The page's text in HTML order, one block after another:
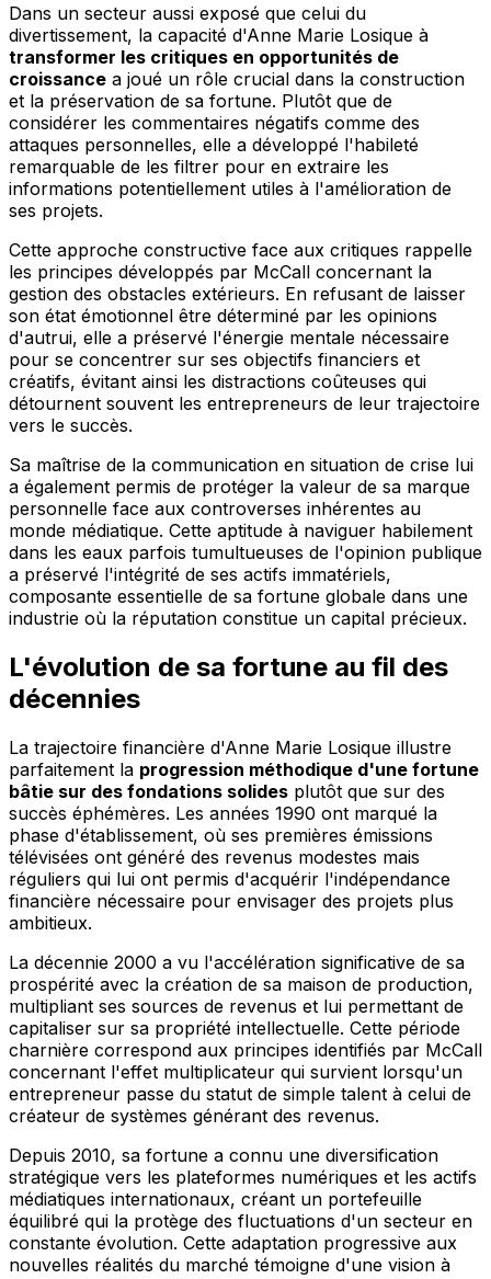
Dans un secteur aussi exposé que celui du
divertissement, la capacité d'Anne Marie Losique à
transformer les critiques en opportunités de
croissance a joué un rôle crucial dans la construction
et la préservation de sa fortune. Plutôt que de
considérer les commentaires négatifs comme des
attaques personnelles, elle a développé l'habileté
remarquable de les filtrer pour en extraire les
informations potentiellement utiles à l'amélioration de
ses projets.
Cette approche constructive face aux critiques rappelle
les principes développés par McCall concernant la
gestion des obstacles extérieurs. En refusant de laisser
son état émotionnel être déterminé par les opinions
d'autrui, elle a préservé l'énergie mentale nécessaire
pour se concentrer sur ses objectifs financiers et
créatifs, évitant ainsi les distractions coûteuses qui
détournent souvent les entrepreneurs de leur trajectoire
vers le succès.
Sa maîtrise de la communication en situation de crise lui
a également permis de protéger la valeur de sa marque
personnelle face aux controverses inhérentes au
monde médiatique. Cette aptitude à naviguer habilement
dans les eaux parfois tumultueuses de l'opinion publique
a préservé l'intégrité de ses actifs immatériels,
composante essentielle de sa fortune globale dans une
industrie où la réputation constitue un capital précieux.
L'évolution de sa fortune au fil des
décennies
La trajectoire financière d'Anne Marie Losique illustre
parfaitement la progression méthodique d'une fortune
bâtie sur des fondations solides plutôt que sur des
succès éphémères. Les années 1990 ont marqué la
phase d'établissement, où ses premières émissions
télévisées ont généré des revenus modestes mais
réguliers qui lui ont permis d'acquérir l'indépendance
financière nécessaire pour envisager des projets plus
ambitieux.
La décennie 2000 a vu l'accélération significative de sa
prospérité avec la création de sa maison de production,
multipliant ses sources de revenus et lui permettant de
capitaliser sur sa propriété intellectuelle. Cette période
charnière correspond aux principes identifiés par McCall
concernant l'effet multiplicateur qui survient lorsqu'un
entrepreneur passe du statut de simple talent à celui de
créateur de systèmes générant des revenus.
Depuis 2010, sa fortune a connu une diversification
stratégique vers les plateformes numériques et les actifs
médiatiques internationaux, créant un portefeuille
équilibré qui la protège des fluctuations d'un secteur en
constante évolution. Cette adaptation progressive aux
nouvelles réalités du marché témoigne d'une vision à